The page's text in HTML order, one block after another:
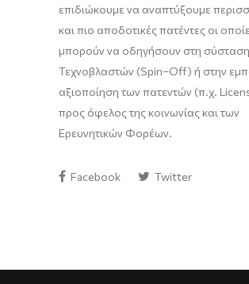
επιδιώκουμε να αναπτύξουμε
και πιο αποδοτικές πατέντες οι
μπορούν να οδηγήσουν στη σύσταση
Τεχνοβλαστών (Spin–Off) ή στην
αξιοποίηση των πατεντών (π.χ.
προς όφελοςτης κοινωνίας και των
Ερευνητικών Φορέων.
Facebook Twitter